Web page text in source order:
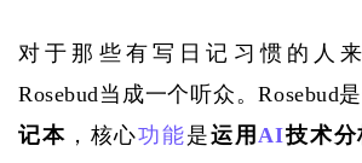
对于那些有写日记习惯的人
Rosebud当成一个听众。Rosebud
记本 ，核心功能是运用AI技术分